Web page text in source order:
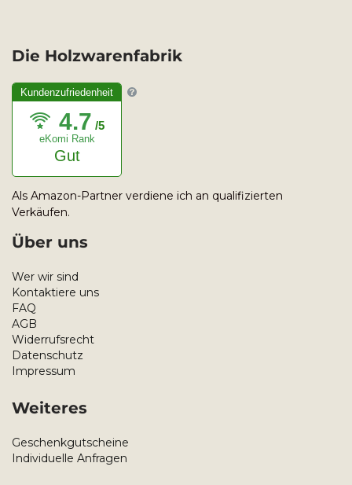
Die Holzwarenfabrik
Kundenzufriedenheit
4.7 /5
eKomi Rank
Gut
Als Amazon-Partner verdiene ich an qualifizierten
Verkäufen.
Über uns
Wer wir sind
Kontaktiere uns
FAQ
AGB
Widerrufsrecht
Datenschutz
Impressum
Weiteres
Geschenkgutscheine
Individuelle Anfragen